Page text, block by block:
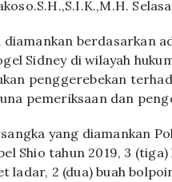
diamankan berdasarkan
Sidney di wilayah
penggerebekan
pemeriksaan dan
yang diamankan
Shio tahun 2019, 3
ladar, 2 (dua) buah